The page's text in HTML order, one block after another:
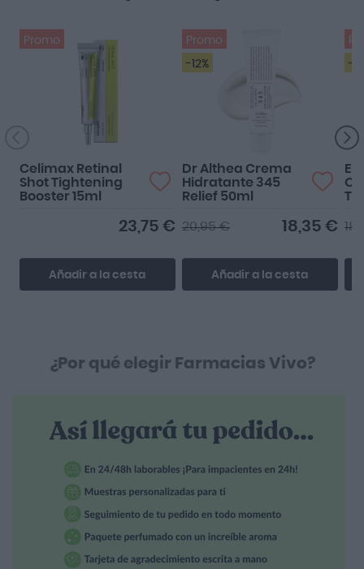
Promo
Celimax Retinal
Shot Tightening
Booster 15ml
23,75 €
Añadir a la cesta
Promo
-12%
Dr Althea Crema
Hidratante 345
Relief 50ml
18,35 €
20,95 €
Añadir a la cesta
-
¿Por qué elegir Farmacias Vivo?